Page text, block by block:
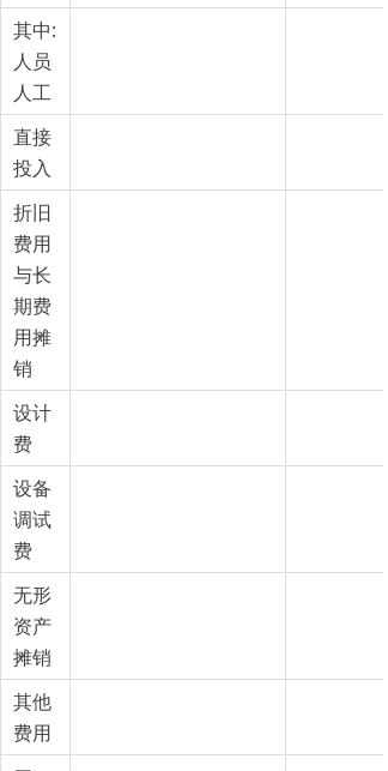
其中:
人员
人工
直接
投入
折旧
费用
与长
期费
用摊
销
设计
费
设备
调试
费
无形
资产
摊销
其他
费用